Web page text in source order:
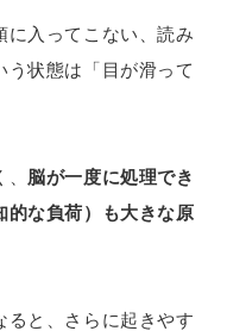
に入ってこない、読み
状態は「目が滑って
脳が一度に処理でき
的な負荷）も大きな原
ると、さらに起きやす